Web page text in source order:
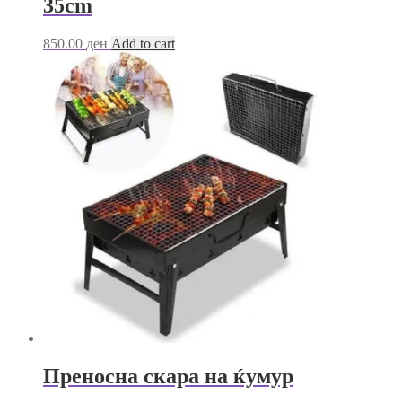
35cm
850.00 ден Add to cart
Преносна скара на ќумур